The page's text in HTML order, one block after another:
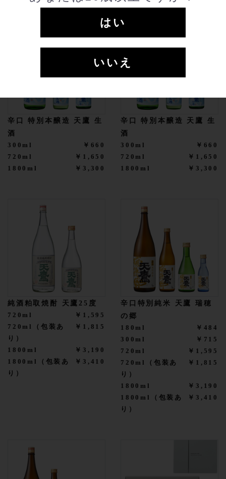
はい
いいえ
辛口 特別本醸造 天鷹 生
酒
300ml
￥660
720ml
￥1,650
1800ml
￥3,300
辛口 特別本醸造 天鷹 生
酒
300ml
￥660
720ml
￥1,650
1800ml
￥3,300
純酒粕取焼酎 天鷹25度
720ml
￥1,595
720ml（包装あ
り）
￥1,815
1800ml
￥3,190
1800ml（包装あ
り）
￥3,410
辛口特別純米 天鷹 瑞穂
の郷
180ml
￥484
300ml
￥715
720ml
￥1,595
720ml（包装あ
り）
￥1,815
1800ml
￥3,190
1800ml（包装あ
り）
￥3,410